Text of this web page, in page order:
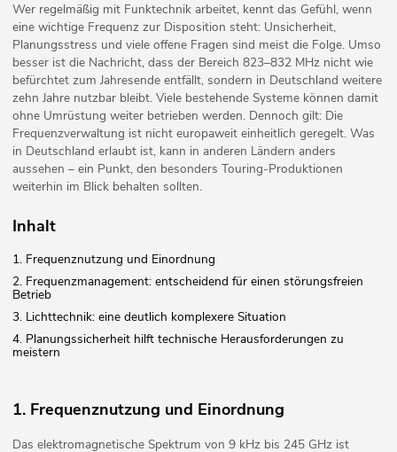
Wer regelmäßig mit Funktechnik arbeitet, kennt das Gefühl, wenn
eine wichtige Frequenz zur Disposition steht: Unsicherheit,
Planungsstress und viele offene Fragen sind meist die Folge. Umso
besser ist die Nachricht, dass der Bereich 823–832 MHz nicht wie
befürchtet zum Jahresende entfällt, sondern in Deutschland weitere
zehn Jahre nutzbar bleibt. Viele bestehende Systeme können damit
ohne Umrüstung weiter betrieben werden. Dennoch gilt: Die
Frequenzverwaltung ist nicht europaweit einheitlich geregelt. Was
in Deutschland erlaubt ist, kann in anderen Ländern anders
aussehen – ein Punkt, den besonders Touring-Produktionen
weiterhin im Blick behalten sollten.
Inhalt
1. Frequenznutzung und Einordnung
2. Frequenzmanagement: entscheidend für einen störungsfreien
Betrieb
3. Lichttechnik: eine deutlich komplexere Situation
4. Planungssicherheit hilft technische Herausforderungen zu
meistern
1. Frequenznutzung und Einordnung
Das elektromagnetische Spektrum von 9 kHz bis 245 GHz ist